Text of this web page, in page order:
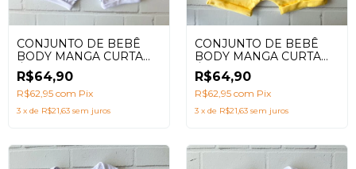
CONJUNTO DE BEBÊ
BODY MANGA CURTA
ÁGUA VIVA MENINO
AZUL MARINHO
R$64,90
R$62,95 com Pix
3 x de R$21,63 sem juros
CONJUNTO DE BEBÊ
BODY MANGA CURTA
ÁGUA VIVA MENINA
SALMÃO
R$64,90
R$62,95 com Pix
3 x de R$21,63 sem juros